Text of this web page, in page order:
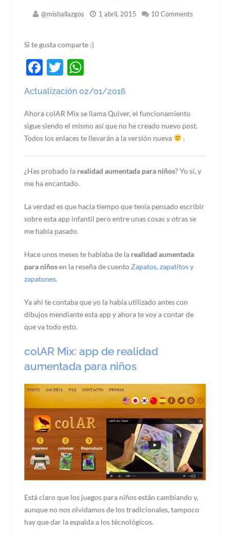
@mishallazgos 1 abril, 2015 10 Comments
Si te gusta comparte :)
Facebook
Twitter
Actualización 02/01/2016
Ahora colAR Mix se llama Quiver, el funcionamiento
sigue siendo el mismo así que no he creado nuevo post.
Todos los enlaces te llevarán a la versión nueva
.
¿Has probado la realidad aumentada para niños? Yo sí, y
me ha encantado.
La verdad es que hacía tiempo que tenía pensado escribir
sobre esta app infantil pero entre unas cosas y otras se
me había pasado.
Hace unos meses te hablaba de la realidad aumentada
para niñosen la reseña de cuentoZapatos, zapatitos y
zapatones.
Ya ahí te contaba que yo la había utilizado antes con
dibujos mendiante esta app y ahora te voy a contar de
que va todo esto.
colAR Mix: app de realidad
aumentada para niños
Está claro que los juegos para niños están cambiando y,
aunque no nos olvidamos de los tradicionales, tampoco
hay que dar la espalda a los técnológicos.